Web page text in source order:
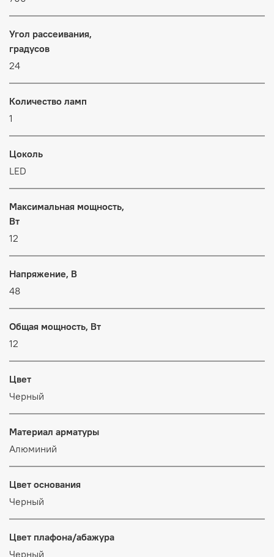
Угол рассеивания,
градусов
24
Количество ламп
1
Цоколь
LED
Максимальная мощность,
Вт
12
Напряжение, В
48
Общая мощность, Вт
12
Цвет
Черный
Материал арматуры
Алюминий
Цвет основания
Черный
Цвет плафона/абажура
Черный